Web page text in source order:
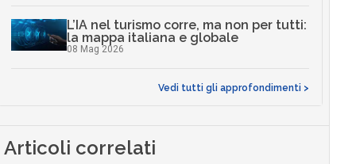
L’IA nel turismo corre, ma non per tutti:
la mappa italiana e globale
08 Mag 2026
Vedi tutti gli approfondimenti >
Articoli correlati